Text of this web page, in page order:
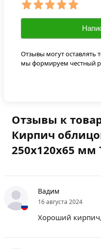
Отзывы к
Кирпич
250х120х65 мм
Вадим
16 августа 2024
Хороший
Отзывы могут оставлять
мы формируем честный